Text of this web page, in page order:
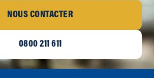
NOUS CONTACTER
0800 211 611